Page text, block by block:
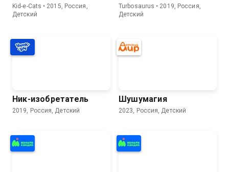
Kid-e-Cats • 2015, Россия,
Детский
Turbosaurus • 2019, Россия,
Детский
Ник-изобретатель
2019, Россия, Детский
Шушумагия
2023, Россия, Детский